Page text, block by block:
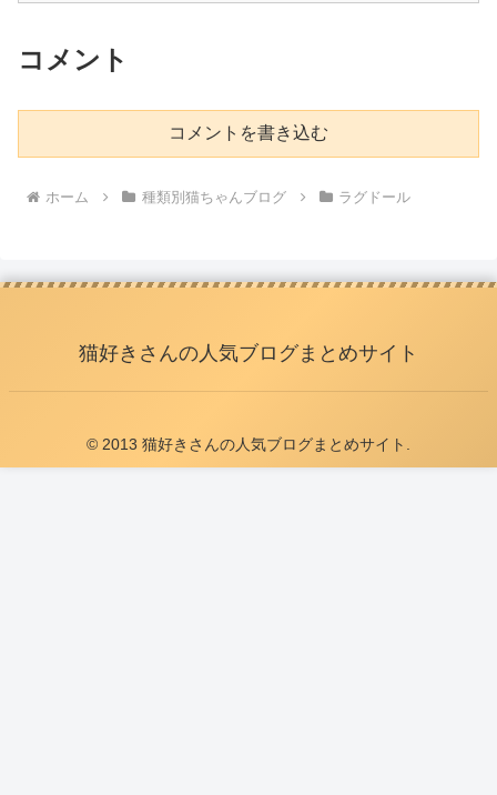
コメント
コメントを書き込む
ホーム 種類別猫ちゃんブログ ラグドール
猫好きさんの人気ブログまとめサイト
© 2013 猫好きさんの人気ブログまとめサイト.